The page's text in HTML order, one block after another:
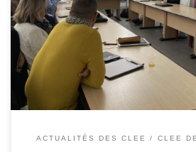
faire un bilan de l’année qui s’avère très
préparation Kohlant’art , …) Mais aussi un
actions 2024/2025 dont certaines déjà
équipe très dynamique qui , une fois […]
ACTUALITÉS DES CLEE CLEE